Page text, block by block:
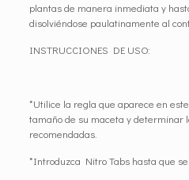
plantas de manera inmediata y
disolviéndose paulatinamente al
INSTRUCCIONES DE USO:
*Utilice la regla que aparece en
tamaño de su maceta y determinar
recomendadas.
*Introduzca Nitro Tabs hasta que